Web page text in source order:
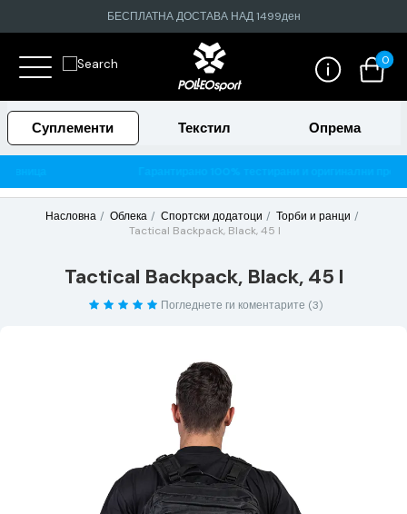
БЕСПЛАТНА ДОСТАВА НАД 1499ден
0
Суплементи Текстил Опрема
Насловна Облека Спортски додатоци
Торби и ранци
Tactical Backpack, Black, 45 l
Tactical Backpack, Black, 45 l
Погледнете ги коментарите (3)